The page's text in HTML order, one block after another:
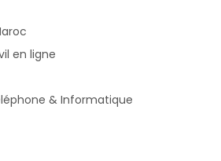
en ligne
& Informatique